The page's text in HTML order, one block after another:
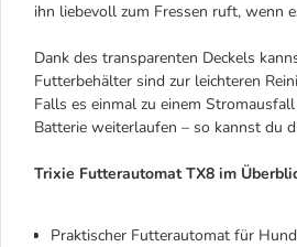
ihn liebevoll zum Fressen ruft, wenn
Dank des transparenten Deckels
Futterbehälter sind zur leichteren
Falls es einmal zu einem
Batterie weiterlaufen – so kannst du
Trixie Futterautomat TX8 im
Praktischer Futterautomat für